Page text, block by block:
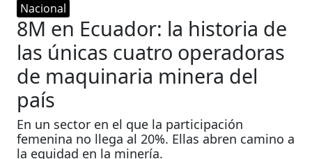
Nacional
8M en Ecuador: la historia de
las únicas cuatro operadoras
de maquinaria minera del
país
En un sector en el que la participación
femenina no llega al 20%. Ellas abren camino a
la equidad en la minería.